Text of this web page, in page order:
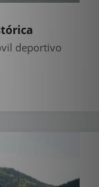
deportivo